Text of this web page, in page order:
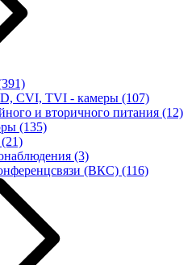
CVI, TVI - камеры (107)
и вторичного питания (12)
(135)
(21)
(3)
(ВКС) (116)